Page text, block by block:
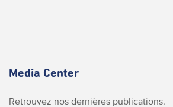
Media Center
Retrouvez nos dernières publications.